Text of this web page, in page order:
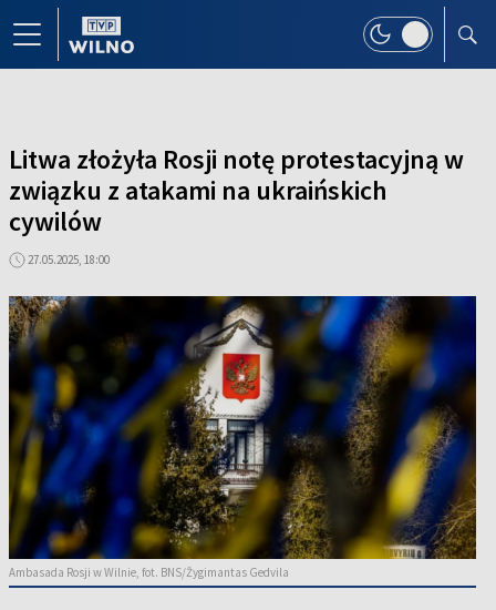
Litwa złożyła Rosji notę protestacyjną w
związku z atakami na ukraińskich
cywilów
27.05.2025, 18:00
Ambasada Rosji w Wilnie, fot. BNS/Žygimantas Gedvila